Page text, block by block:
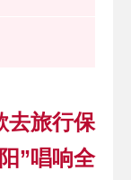
去旅行保
”唱响全